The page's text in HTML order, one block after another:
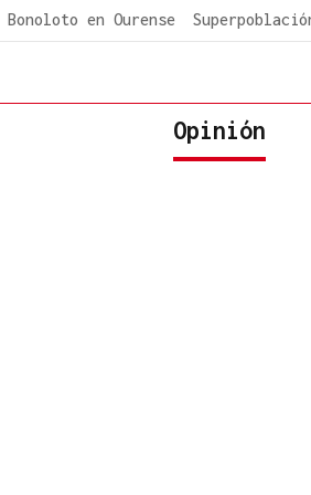
Bonoloto en Ourense
Opinión